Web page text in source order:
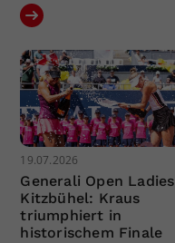
19.07.2026
Generali Open Ladies
Kitzbühel: Kraus
triumphiert in
historischem Finale